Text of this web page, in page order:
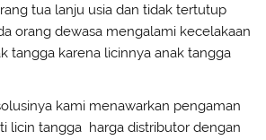
tua lanju usia dan tidak tertutup
orang dewasa mengalami kecelakaan
tangga karena licinnya anak tangga
kami menawarkan pengaman
licin tangga harga distributor dengan